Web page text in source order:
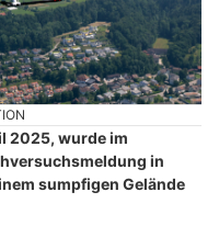
2025, wurde im
in
sumpfigen Gelände